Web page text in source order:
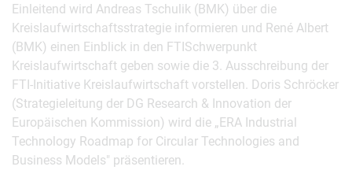
Einleitend wird Andreas Tschulik (BMK) über die
Kreislaufwirtschaftsstrategie informieren und René Albert
(BMK) einen Einblick in den FTISchwerpunkt
Kreislaufwirtschaft geben sowie die 3. Ausschreibung der
FTI-Initiative Kreislaufwirtschaft vorstellen. Doris Schröcker
(Strategieleitung der DG Research & Innovation der
Europäischen Kommission) wird die „ERA Industrial
Technology Roadmap for Circular Technologies and
Business Models" präsentieren.